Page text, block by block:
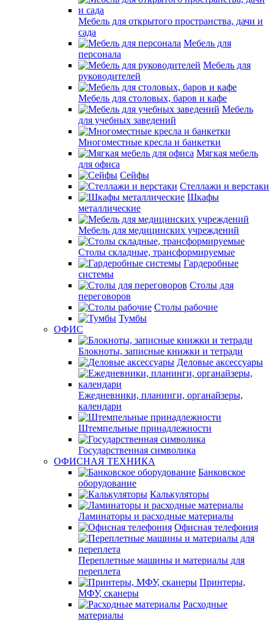
Мебель для открытого пространства, дачи и
сада
Мебель для
персонала
Мебель для
руководителей
Мебель для столовых, баров и кафе
Мебель
для учебных заведений
Многоместные кресла и банкетки
Мягкая мебель
для офиса
Сейфы
Стеллажи и верстаки
Шкафы
металлические
Мебель для медицинских учреждений
Столы складные, трансформируемые
Гардеробные
системы
Столы для
переговоров
Столы рабочие
Тумбы
ОФИС
Блокноты, записные книжки и тетради
Деловые аксессуары
Ежедневники, планинги, органайзеры,
календари
Штемпельные принадлежности
Государственная символика
ОФИСНАЯ ТЕХНИКА
Банковское
оборудование
Калькуляторы
Ламинаторы и расходные материалы
Офисная телефония
Переплетные машины и материалы для
переплета
Принтеры,
МФУ, сканеры
Расходные
материалы